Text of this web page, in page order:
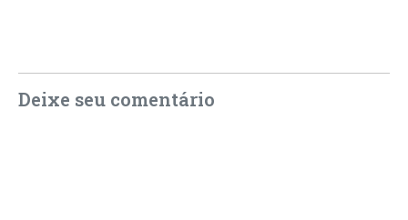
Deixe seu comentário